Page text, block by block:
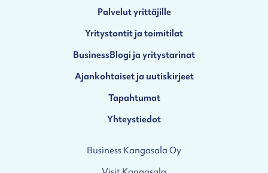
Palvelut yrittäjille
Yritystontit ja toimitilat
BusinessBlogi ja yritystarinat
Ajankohtaiset ja uutiskirjeet
Tapahtumat
Yhteystiedot
Business Kangasala Oy